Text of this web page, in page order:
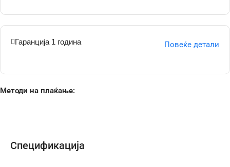
Гаранција 1 година Повеќе детали
Методи на плаќање:
Спецификација